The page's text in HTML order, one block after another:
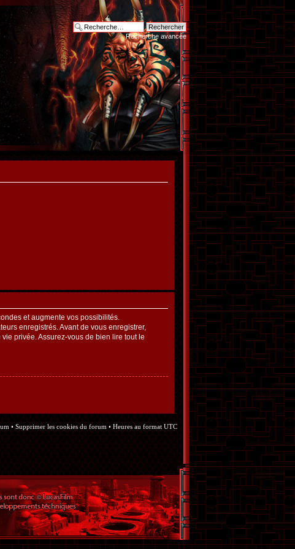
Recherche avancée
et augmente vos possibilités.
enregistrés. Avant de vous enregistrer,
privée. Assurez-vous de bien lire tout le
• Supprimer les cookies du forum • Heures au format UTC